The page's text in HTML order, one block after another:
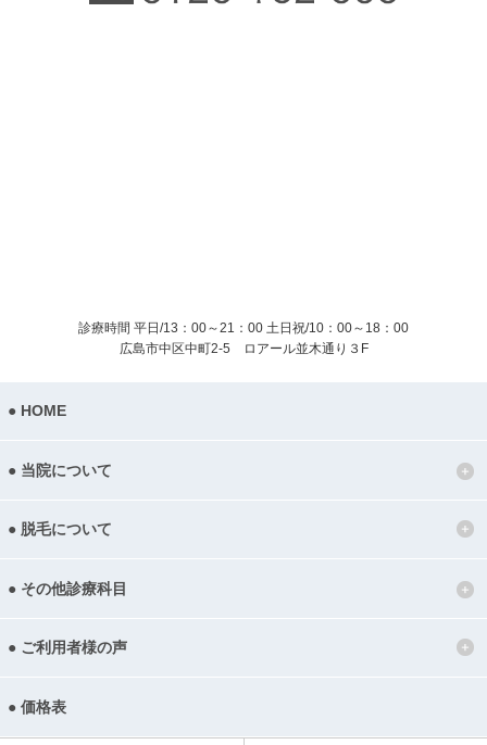
診療時間 平日/13：00～21：00 土日祝/10：00～18：00
広島市中区中町2-5 ロアール並木通り３F
HOME
当院について
脱毛について
その他診療科目
ご利用者様の声
価格表